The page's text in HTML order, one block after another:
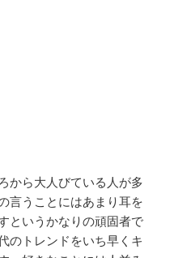
から大人びている人が多
言うことにはあまり耳を
というかなりの頑固者で
のトレンドをいち早くキ